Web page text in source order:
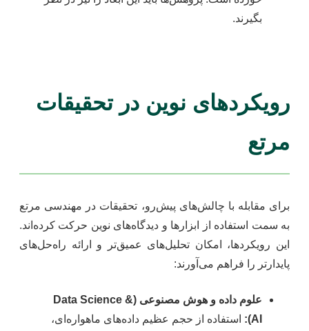
بگیرند.
رویکردهای نوین در تحقیقات
مرتع
برای مقابله با چالش‌های پیش‌رو، تحقیقات در مهندسی مرتع
به سمت استفاده از ابزارها و دیدگاه‌های نوین حرکت کرده‌اند.
این رویکردها، امکان تحلیل‌های عمیق‌تر و ارائه راه‌حل‌های
پایدارتر را فراهم می‌آورند:
علوم داده و هوش مصنوعی (Data Science &
AI):
استفاده از حجم عظیم داده‌های ماهواره‌ای،